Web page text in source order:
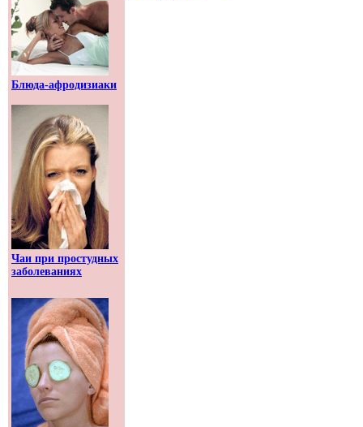
Блюда-афродизиаки
Чаи при простудных
заболеваниях